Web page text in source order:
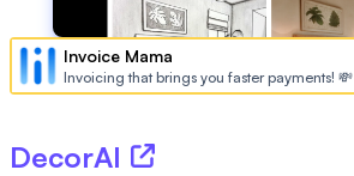
Invoice Mama
Invoicing that brings you faster payments! 💸
DecorAI